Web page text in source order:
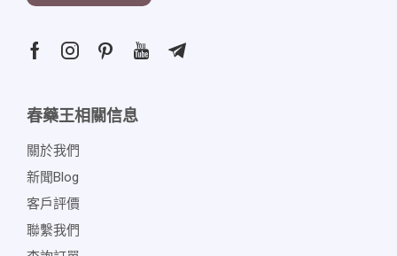
春藥王相關信息
關於我們
新聞blog
客戶評價
聯繫我們